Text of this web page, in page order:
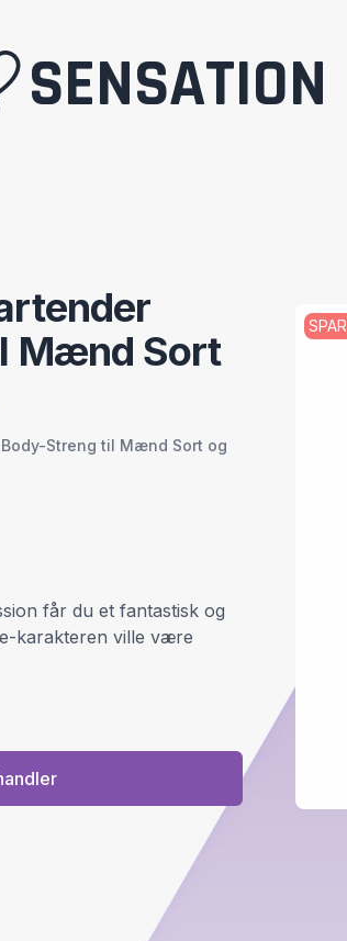
SENSATION
Mænd Sort
Streng til Mænd Sort og
får du et fantastisk og
karakteren ville være
SPAR